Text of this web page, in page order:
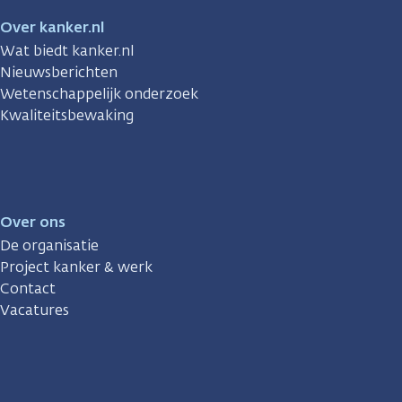
Over kanker.nl
Wat biedt kanker.nl
Nieuwsberichten
Wetenschappelijk onderzoek
Kwaliteitsbewaking
Over ons
De organisatie
Project kanker & werk
Contact
Vacatures